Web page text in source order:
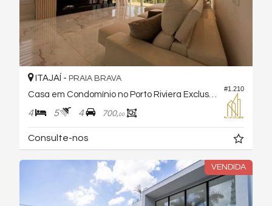
#1.210
ITAJAÍ - PRAIA BRAVA
4 5 4 700,00
Consulte-nos
VENDIDA